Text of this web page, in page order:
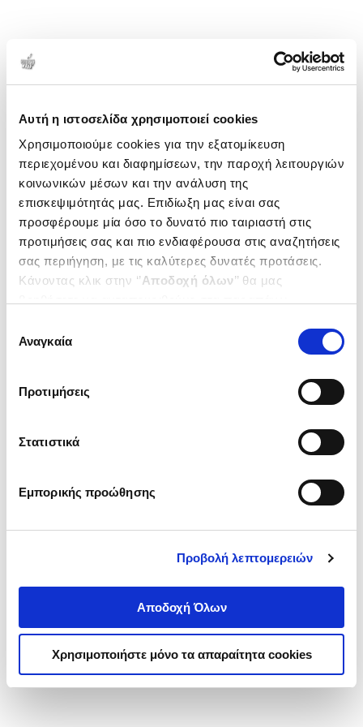
Αυτή η ιστοσελίδα χρησιμοποιεί cookies
Χρησιμοποιούμε cookies για την εξατομίκευση
περιεχομένου και διαφημίσεων, την παροχή λειτουργιών
κοινωνικών μέσων και την ανάλυση της
επισκεψιμότητάς μας. Επιδίωξη μας είναι σας
προσφέρουμε μία όσο το δυνατό πιο ταιριαστή στις
προτιμήσεις σας και πιο ενδιαφέρουσα στις αναζητήσεις
σας περιήγηση, με τις καλύτερες δυνατές προτάσεις.
Κάνοντας κλικ στην ‘’Αποδοχή όλων’’ θα μας
ενδιαφέρουν και να επιλέξετε από τα παρακάτω με την
΄΄και να ενημερωθείτε σχετικά με
συγκατάθεσης
Αναγκαία
Προτιμήσεις
Στατιστικά
Εμπορικής προώθησης
Προβολή λεπτομερειών
Αποδοχή Όλων
Χρησιμοποιήστε μόνο τα απαραίτητα cookies